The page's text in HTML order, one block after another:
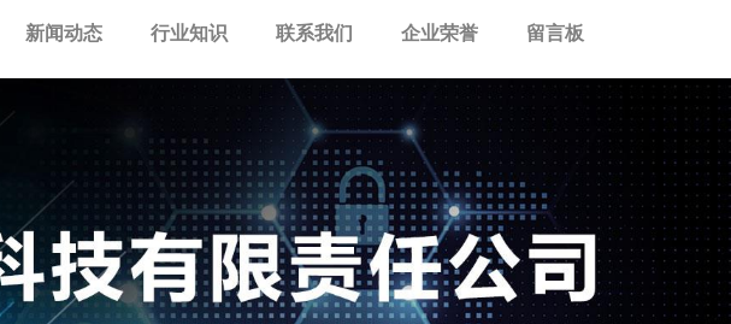
新闻动态 行业知识 联系我们 企业荣誉 留言板